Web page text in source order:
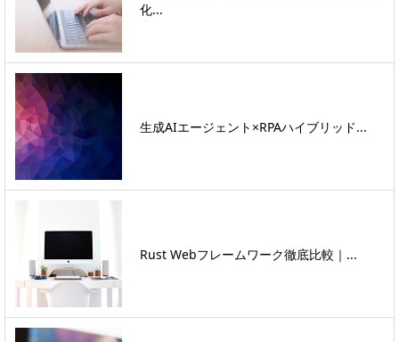
化...
生成AIエージェント×RPAハイブリッド...
Rust Webフレームワーク徹底比較｜...